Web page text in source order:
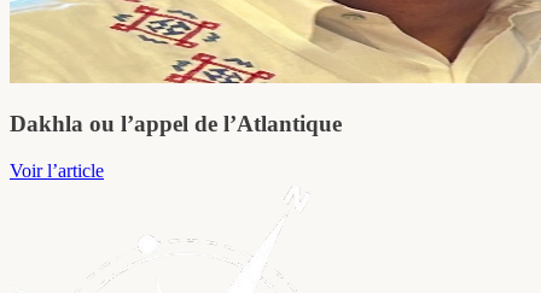
Dakhla ou l’appel de l’Atlantique
Voir l’article